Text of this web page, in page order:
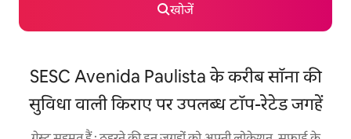
खोजें
SESC Avenida Paulista के करीब सॉना की
सुविधा वाली किराए पर उपलब्ध टॉप-रेटेड जगहें